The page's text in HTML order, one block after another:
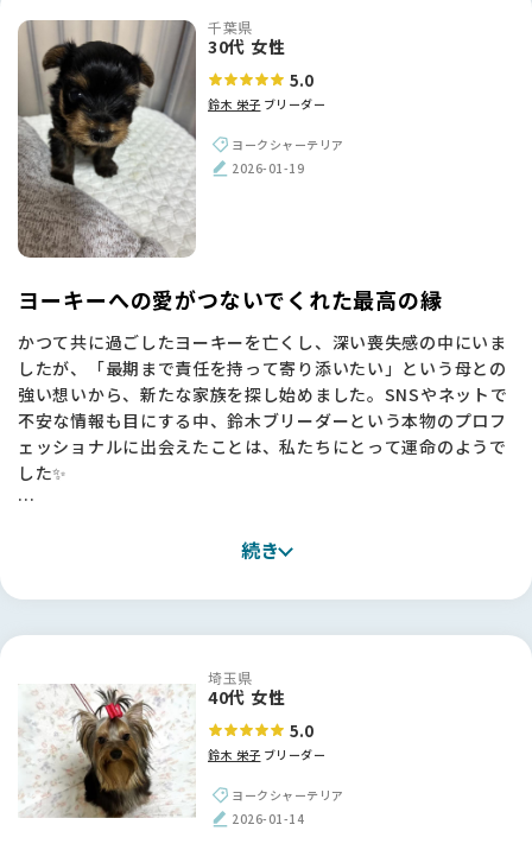
った時に相談できるという大きな安心感に繋がりました。正
直、ブリーダーさんの犬舎を訪ねるのは少し勇気がいります
が、鈴木さんのような信頼できる方に出会えて本当によかった
です。一目惚れした子の「犬質の良さ」は、やはりこの道40年
のこだわりがあってこそだと実感しました！
【BreederFamiliesへ】
次の子を迎えるにあたって色々なサイトを見ていましたが、情
報が多すぎて何が正しいのか判断に迷うことも多かったです。
特にコロナ禍を経て状況が変わり、乱繁殖などのニュースも目
にする中で、何を信じればいいのか悩むことも多かったのです
が、BFさんはそんな不安を解消してくれました。
・情報の透明性： サイト内で取材記事やエピソードをしっかり
読み込めたので、鈴木さんの活動内容や親犬の様子が事前に分
かり、安心してご連絡できました。写真でこの子に「一目惚
れ」したのも、BFさんで発掘できたおかげです！
・信頼の架け橋： 審査をクリアした信頼できる方が間に入って
紹介してくれる仕組みは、私のように「人が信頼できないとお
「最後は人柄で決めたい」と思っていた私にとって、鈴木さん
や吉村さんのような真摯な方々を発掘できるこのサイトは、最
千葉県
30代 女性
5.0
鈴木 栄子 ブリーダー
ヨークシャーテリア
2026-01-19
ヨーキーへの愛がつないでくれた最高の縁
かつて共に過ごしたヨーキーを亡くし、深い喪失感の中にいま
したが、「最期まで責任を持って寄り添いたい」という母との
強い想いから、新たな家族を探し始めました。SNSやネットで
不安な情報も目にする中、鈴木ブリーダーという本物のプロフ
ェッショナルに出会えたことは、私たちにとって運命のようで
した✨
オン犬たちがのびのびと、そして愛情たっぷりに育てられてい
い」という鈴木さんの揺るぎない信念に触れ、この方からお迎
お迎えまでの約1ヶ月間、毎日のように写真や動画を送ってく
ださったおかげで、天海（あまみ）と乙藤女（おとめ）の成長
を一緒に見守る幸せな時間を過ごせました。当日いただいた丁
寧なアドバイスや、憧れの鈴木さんにいただいたサインは一生
の宝物です！お迎えした2頭は驚くほど賢く、トイレも完璧
で、愛情深く育てていただいたことが日々伝わってきます🐶💕
続き
埼玉県
40代 女性
5.0
鈴木 栄子 ブリーダー
ヨークシャーテリア
2026-01-14